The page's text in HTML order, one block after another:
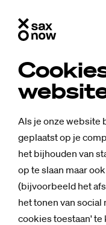
Als je onze website
geplaatst op je
het bijhouden van
op te slaan maar
(bijvoorbeeld het
het tonen van
cookies toestaan'